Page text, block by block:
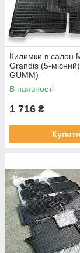
Килимки в салон
Grandis (5-
GUMM)
В наявності
1 716 ₴
Купити